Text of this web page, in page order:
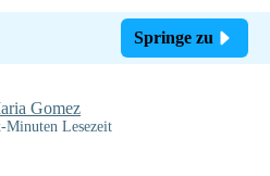
Springe zu
Gomez
Minuten Lesezeit